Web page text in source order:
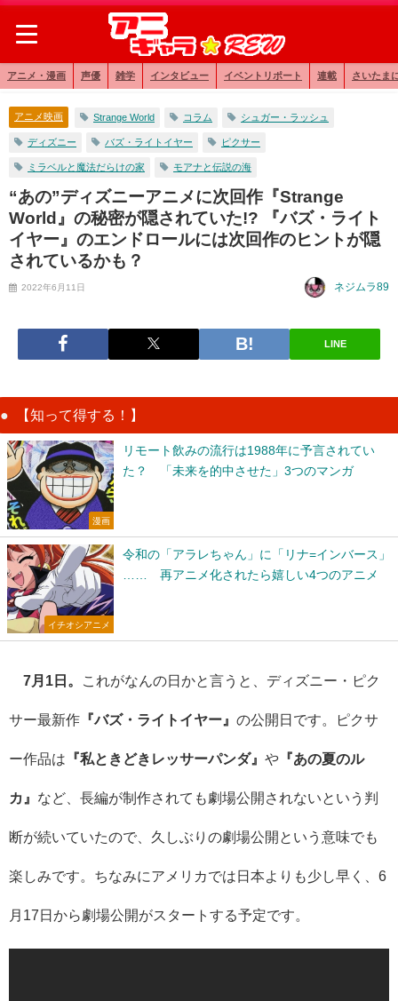
アニメ・漫画 声優 雑学 インタビュー イベントリポート 連載 さいたま
アニメ映画 Strange World コラム シュガー・ラッシュ
ディズニー バズ・ライトイヤー ピクサー
ミラベルと魔法だらけの家 モアナと伝説の海
“あの”ディズニーアニメに次回作『Strange
World』の秘密が隠されていた!? 『バズ・ライト
イヤー』のエンドロールには次回作のヒントが隠
されているかも？
2022年6月11日 ネジムラ89
LINE
【知って得する！】
漫画
リモート飲みの流行は1988年に予言されてい
た？ 「未来を的中させた」3つのマンガ
イチオシアニメ
令和の「アラレちゃん」に「リナ=インバース」
…… 再アニメ化されたら嬉しい4つのアニメ
7月1日。 これがなんの日かと言うと、ディズニー・ピク
サー最新作 『バズ・ライトイヤー』 の公開日です。ピクサ
ー作品は 『私ときどきレッサーパンダ』 や 『あの夏のル
カ』 など、長編が制作されても劇場公開されないという判
断が続いていたので、久しぶりの劇場公開という意味でも
楽しみです。ちなみにアメリカでは日本よりも少し早く、6
月17日から劇場公開がスタートする予定です。